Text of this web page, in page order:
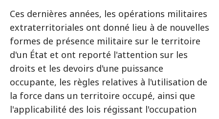
Ces dernières années, les opérations militaires
extraterritoriales ont donné lieu à de nouvelles
formes de présence militaire sur le territoire
d'un État et ont reporté l'attention sur les
droits et les devoirs d'une puissance
occupante, les règles relatives à l'utilisation de
la force dans un territoire occupé, ainsi que
l'applicabilité des lois régissant l'occupation